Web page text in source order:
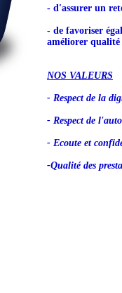
- d'assurer un
- de favoriser
améliorer
NOS VALEURS
- Respect de la
- Respect de
- Ecoute et
-Qualité des